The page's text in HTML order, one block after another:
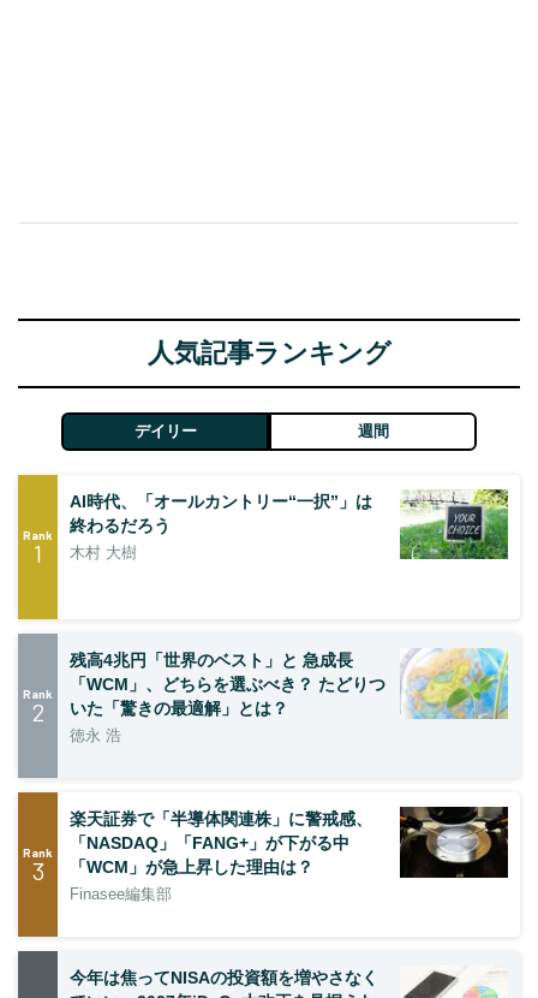
人気記事ランキング
デイリー 週間
Rank
1
AI時代、「オールカントリー“一択”」は
終わるだろう
木村 大樹
Rank
2
残高4兆円「世界のベスト」と 急成長
「WCM」、どちらを選ぶべき？ たどりつ
いた「驚きの最適解」とは？
徳永 浩
Rank
3
楽天証券で「半導体関連株」に警戒感、
「NASDAQ」「FANG+」が下がる中
「WCM」が急上昇した理由は？
Finasee編集部
今年は焦ってNISAの投資額を増やさなく